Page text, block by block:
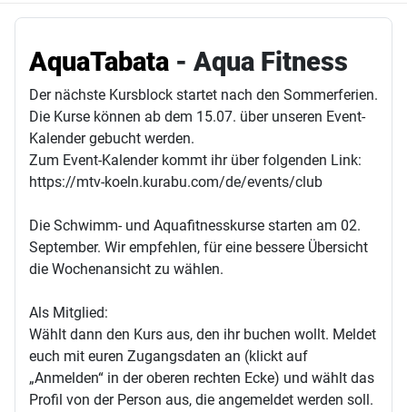
AquaTabata - Aqua Fitness
Der nächste Kursblock startet nach den Sommerferien.
Die Kurse können ab dem 15.07. über unseren Event-
Kalender gebucht werden.
Zum Event-Kalender kommt ihr über folgenden Link:
https://mtv-koeln.kurabu.com/de/events/club
Die Schwimm- und Aquafitnesskurse starten am 02.
September. Wir empfehlen, für eine bessere Übersicht
die Wochenansicht zu wählen.
Als Mitglied:
Wählt dann den Kurs aus, den ihr buchen wollt. Meldet
euch mit euren Zugangsdaten an (klickt auf
„Anmelden“ in der oberen rechten Ecke) und wählt das
Profil von der Person aus, die angemeldet werden soll.